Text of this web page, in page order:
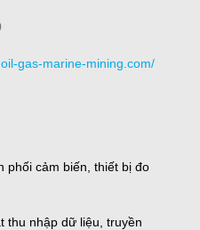
gas-marine-mining.com/
phối cảm biến, thiết bị đo
thu nhập dữ liệu, truyền